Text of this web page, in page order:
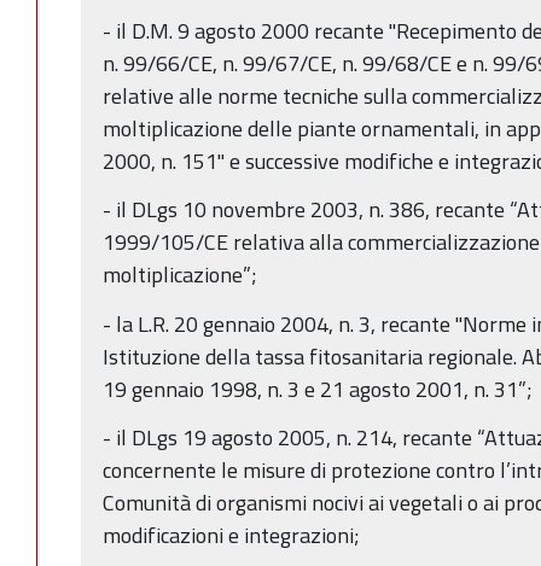
- il D.M. 9 agosto 2000 recante "Recepimento
n. 99/66/CE, n. 99/67/CE, n. 99/68/CE e n. 99/
relative alle norme tecniche sulla
moltiplicazione delle piante ornamentali, in
2000, n. 151" e successive modifiche e
- il DLgs 10 novembre 2003, n. 386, recante
1999/105/CE relativa alla
moltiplicazione”;
- la L.R. 20 gennaio 2004, n. 3, recante
Istituzione della tassa fitosanitaria regionale.
19 gennaio 1998, n. 3 e 21 agosto 2001, n. 31”;
- il DLgs 19 agosto 2005, n. 214, recante
concernente le misure di protezione contro
Comunità di organismi nocivi ai vegetali o ai
modificazioni e integrazioni;